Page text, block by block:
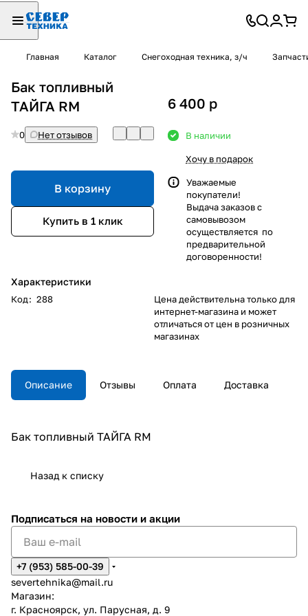
Главная Каталог Снегоходная техника, з/ч
Бак топливный
ТАЙГА RM
0 Нет отзывов
В корзину
Купить в 1 клик
Характеристики
Код: 288
6 400 p
В наличии
Хочу в подарок
Уважаемые
покупатели!
Выдача заказов с
самовывозом
осуществляется по
предварительной
договоренности!
Цена действительна только для
интернет-магазина и может
отличаться от цен в розничных
магазинах
Описание Отзывы Оплата Доставка
Бак топливный ТАЙГА RM
Назад к списку
Подписаться на новости и акции
+7 (953) 585-00-39
severtehnika@mail.ru
Магазин:
г. Красноярск, ул. Парусная, д. 9